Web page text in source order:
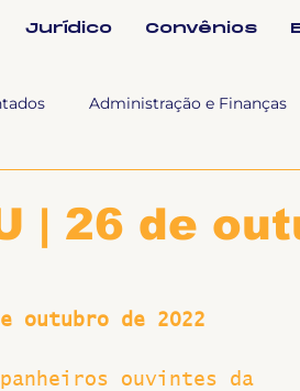
Jurídico Convênios
Administração e Finanças
Socias Antirracismo
| 26 de
de outubro de 2022
ouvintes da